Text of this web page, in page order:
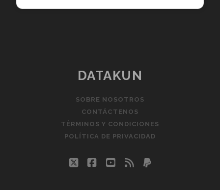
DATAKUN
SOBRE NOSOTROS
CONTÁCTENOS
TÉRMINOS Y CONDICIONES
POLÍTICA DE PRIVACIDAD
twitterfacebook
youtube
rss paypal